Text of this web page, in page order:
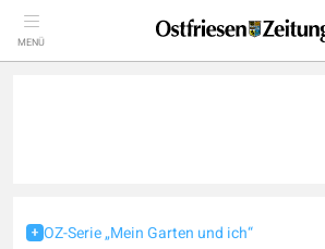
MENÜ
OZ-Serie „Mein Garten und ich“